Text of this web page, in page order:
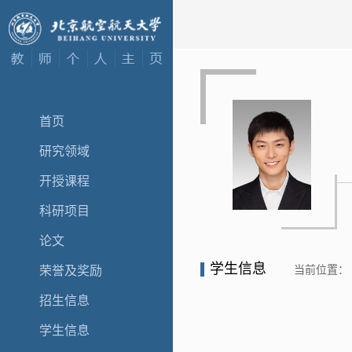
首页
研究领域
开授课程
科研项目
论文
荣誉及奖励
招生信息
学生信息
学生信息 当前位置：